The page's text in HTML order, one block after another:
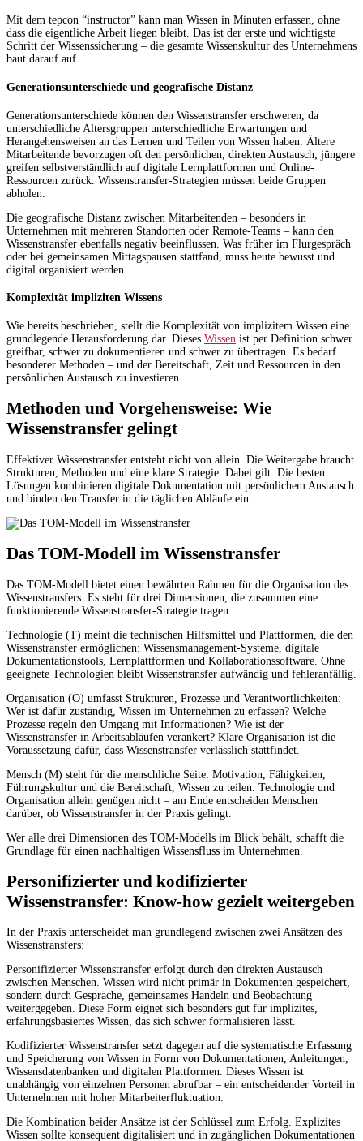
Mit dem tepcon “instructor” kann man Wissen in Minuten erfassen, ohne
dass die eigentliche Arbeit liegen bleibt. Das ist der erste und wichtigste
Schritt der Wissenssicherung – die gesamte Wissenskultur des Unternehmens
baut darauf auf.
Generationsunterschiede und geografische Distanz
Generationsunterschiede können den Wissenstransfer erschweren, da
unterschiedliche Altersgruppen unterschiedliche Erwartungen und
Herangehensweisen an das Lernen und Teilen von Wissen haben. Ältere
Mitarbeitende bevorzugen oft den persönlichen, direkten Austausch; jüngere
greifen selbstverständlich auf digitale Lernplattformen und Online-
Ressourcen zurück. Wissenstransfer-Strategien müssen beide Gruppen
abholen.
Die geografische Distanz zwischen Mitarbeitenden – besonders in
Unternehmen mit mehreren Standorten oder Remote-Teams – kann den
Wissenstransfer ebenfalls negativ beeinflussen. Was früher im Flurgespräch
oder bei gemeinsamen Mittagspausen stattfand, muss heute bewusst und
digital organisiert werden.
Komplexität impliziten Wissens
Wie bereits beschrieben, stellt die Komplexität von implizitem Wissen eine
grundlegende Herausforderung dar. Dieses Wissen ist per Definition schwer
greifbar, schwer zu dokumentieren und schwer zu übertragen. Es bedarf
besonderer Methoden – und der Bereitschaft, Zeit und Ressourcen in den
persönlichen Austausch zu investieren.
Methoden und Vorgehensweise: Wie
Wissenstransfer gelingt
Effektiver Wissenstransfer entsteht nicht von allein. Die Weitergabe braucht
Strukturen, Methoden und eine klare Strategie. Dabei gilt: Die besten
Lösungen kombinieren digitale Dokumentation mit persönlichem Austausch
und binden den Transfer in die täglichen Abläufe ein.
Das TOM-Modell im Wissenstransfer
Das TOM-Modell bietet einen bewährten Rahmen für die Organisation des
Wissenstransfers. Es steht für drei Dimensionen, die zusammen eine
funktionierende Wissenstransfer-Strategie tragen:
Technologie (T) meint die technischen Hilfsmittel und Plattformen, die den
Wissenstransfer ermöglichen: Wissensmanagement-Systeme, digitale
Dokumentationstools, Lernplattformen und Kollaborationssoftware. Ohne
geeignete Technologien bleibt Wissenstransfer aufwändig und fehleranfällig.
Organisation (O) umfasst Strukturen, Prozesse und Verantwortlichkeiten:
Wer ist dafür zuständig, Wissen im Unternehmen zu erfassen? Welche
Prozesse regeln den Umgang mit Informationen? Wie ist der
Wissenstransfer in Arbeitsabläufen verankert? Klare Organisation ist die
Voraussetzung dafür, dass Wissenstransfer verlässlich stattfindet.
Mensch (M) steht für die menschliche Seite: Motivation, Fähigkeiten,
Führungskultur und die Bereitschaft, Wissen zu teilen. Technologie und
Organisation allein genügen nicht – am Ende entscheiden Menschen
darüber, ob Wissenstransfer in der Praxis gelingt.
Wer alle drei Dimensionen des TOM-Modells im Blick behält, schafft die
Grundlage für einen nachhaltigen Wissensfluss im Unternehmen.
Personifizierter und kodifizierter
Wissenstransfer: Know-how gezielt weitergeben
In der Praxis unterscheidet man grundlegend zwischen zwei Ansätzen des
Wissenstransfers:
Personifizierter Wissenstransfer erfolgt durch den direkten Austausch
zwischen Menschen. Wissen wird nicht primär in Dokumenten gespeichert,
sondern durch Gespräche, gemeinsames Handeln und Beobachtung
weitergegeben. Diese Form eignet sich besonders gut für implizites,
erfahrungsbasiertes Wissen, das sich schwer formalisieren lässt.
Kodifizierter Wissenstransfer setzt dagegen auf die systematische Erfassung
und Speicherung von Wissen in Form von Dokumentationen, Anleitungen,
Wissensdatenbanken und digitalen Plattformen. Dieses Wissen ist
unabhängig von einzelnen Personen abrufbar – ein entscheidender Vorteil in
Unternehmen mit hoher Mitarbeiterfluktuation.
Die Kombination beider Ansätze ist der Schlüssel zum Erfolg. Explizites
Wissen sollte konsequent digitalisiert und in zugänglichen Dokumentationen